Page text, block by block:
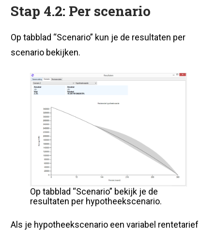
Stap 4.2: Per scenario
Op tabblad “Scenario” kun je de resultaten per
scenario bekijken.
Op tabblad “Scenario” bekijk je de
resultaten per hypotheekscenario.
Als je hypotheekscenario een variabel rentetarief